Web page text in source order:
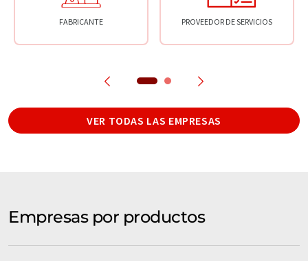
FABRICANTE PROVEEDOR DE SERVICIOS
VER TODAS LAS EMPRESAS
Empresas por productos